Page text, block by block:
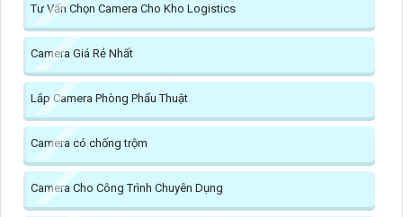
Tư Vấn Chọn Camera Cho Kho Logistics
Camera Giá Rẻ Nhất
Lắp Camera Phòng Phẩu Thuật
Camera có chống trộm
Camera Cho Công Trình Chuyên Dụng